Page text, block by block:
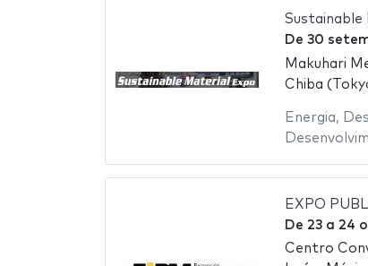
De 30
Makuhari
Chiba
Energia,
EXPO
De 23a 24
Centro